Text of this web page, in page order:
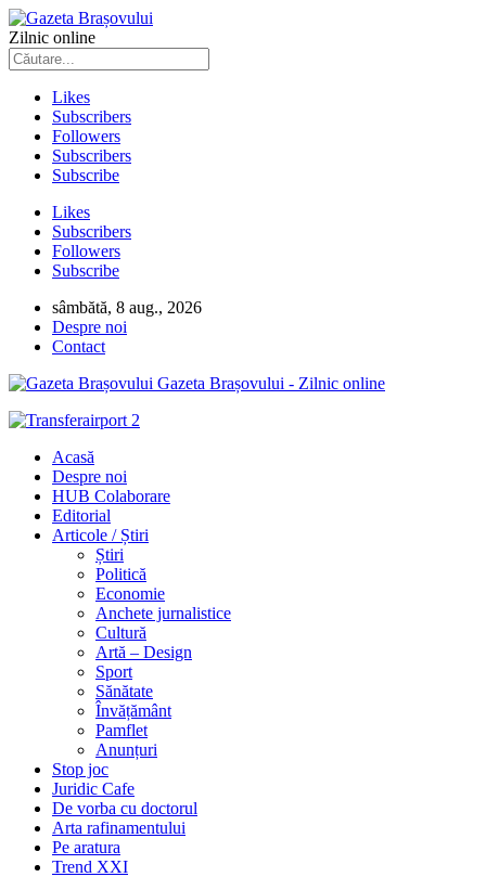
Zilnic online
Likes
Subscribers
Followers
Subscribers
Subscribe
Likes
Subscribers
Followers
Subscribe
sâmbătă, 8 aug., 2026
Despre noi
Contact
Gazeta Brașovului - Zilnic online
Acasă
Despre noi
HUB Colaborare
Editorial
Articole / Știri
Știri
Politică
Economie
Anchete jurnalistice
Cultură
Artă – Design
Sport
Sănătate
Învățământ
Pamflet
Anunțuri
Stop joc
Juridic Cafe
De vorba cu doctorul
Arta rafinamentului
Pe aratura
Trend XXI